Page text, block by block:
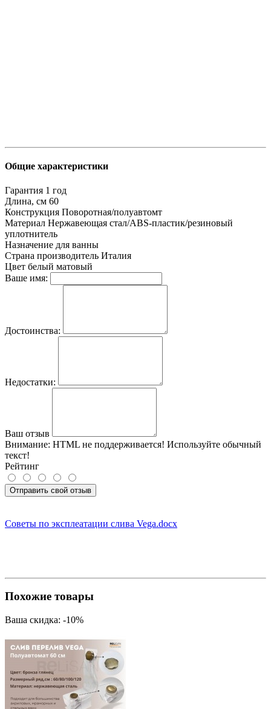
Общие характеристики
Гарантия 1 год
Длина, см 60
Конструкция Поворотная/полуавтомт
Материал Нержавеющая стал/ABS-пластик/резиновый
уплотнитель
Назначение для ванны
Страна производитель Италия
Цвет белый матовый
Ваше имя:
Достоинства:
Недостатки:
Ваш отзыв
Внимание: HTML не поддерживается! Используйте обычный
текст!
Рейтинг
Отправить свой отзыв
Советы по эксплеатации слива Vega.docx
Похожие товары
Ваша скидка: -10%